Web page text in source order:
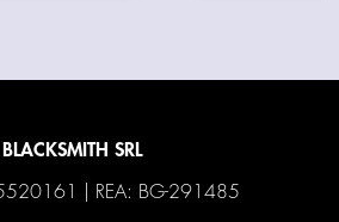
BLACKSMITH SRL
| REA: BG-291485